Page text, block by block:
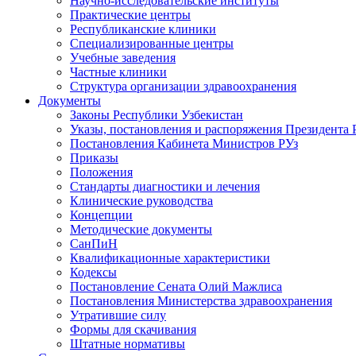
Практические центры
Республиканские клиники
Специализированные центры
Учебные заведения
Частные клиники
Структура организации здравоохранения
Документы
Законы Республики Узбекистан
Указы, постановления и распоряжения Президента
Постановления Кабинета Министров РУз
Приказы
Положения
Стандарты диагностики и лечения
Клинические руководства
Концепции
Методические документы
СанПиН
Квалификационные характеристики
Кодексы
Постановление Сената Олий Мажлиса
Постановления Министерства здравоохранения
Утратившие силу
Формы для скачивания
Штатные нормативы